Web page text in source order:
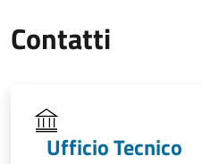
Contatti
Ufficio Tecnico